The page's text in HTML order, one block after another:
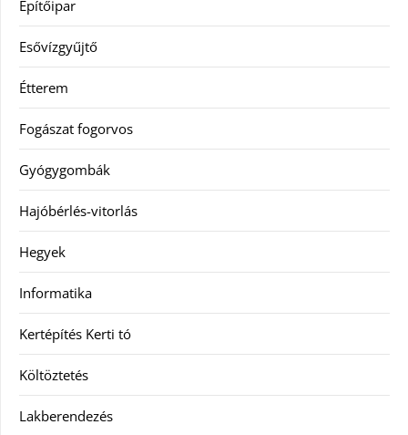
Építőipar
Esővízgyűjtő
Étterem
Fogászat fogorvos
Gyógygombák
Hajóbérlés-vitorlás
Hegyek
Informatika
Kertépítés Kerti tó
Költöztetés
Lakberendezés